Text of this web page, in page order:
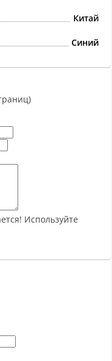
Китай
Синий
Используйте